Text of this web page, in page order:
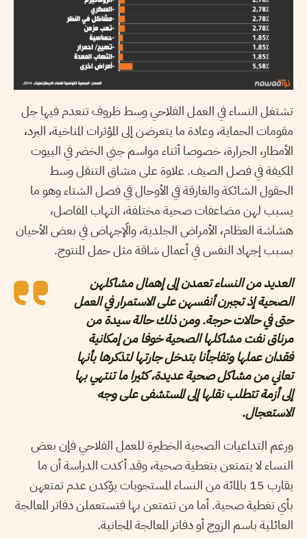
تشتغل النساء في العمل الفلاحي وسط ظروف تنعدم فيها جل
مقومات الحماية، وعادة ما يتعرضن إلى المؤثرات المناخية، البرد،
الأمطار، الحرارة، خصوصا أثناء مواسم جني الخضر في البيوت
المكيفة في فصل الصيف. علاوة على مشاق التنقل وسط
الحقول الشائكة والغارقة في الأوحال في فصل الشتاء وهو ما
يسبب لهن مضاعفات صحية مختلفة، التهاب المفاصل،
هشاشة العظام، الأمراض الجلدية، والّإجهاض في بعض الأحيان
بسبب إجهاد النفس في أعمال شاقة مثل حمل المنتوج.
العديد من النساء تعمدن إلى إهمال مشاكلهن
الصحية إذ تجبرن أنفسهن على الاستمرار في العمل
حتى في حالات حرجة. ومن ذلك حالة سيدة من
مرناق نفت مشاكلها الصحية خوفا من إمكانية
فقدان عملها وتفاجأنا بتدخل جارتها لتذكرها بأنها
تعاني من مشاكل صحية عديدة، كثيرا ما تنتهي بها
إلى أزمة تتطلب نقلها إلى المستشفى على وجه
الاستعجال.
ورغم التداعيات الصحية الخطيرة للعمل الفلاحي فإن بعض
النساء لا يتمتعن بتغطية صحية، وقد أكدت الدراسة أن ما
يقارب 15 بالمائة من النساء المستجوبات يؤكدن عدم تمتعهن
بأي تغطية صحية. أما من تتمتعن بها فتستعملن دفاتر المعالجة
العائلية باسم الزوج أو دفاتر المعالجة المجانية.